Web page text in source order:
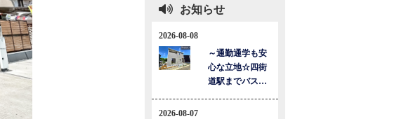
お知らせ